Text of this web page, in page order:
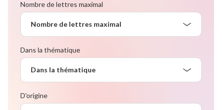
Nombre de lettres maximal
Nombre de lettres maximal
Dans la thématique
Dans la thématique
D'origine